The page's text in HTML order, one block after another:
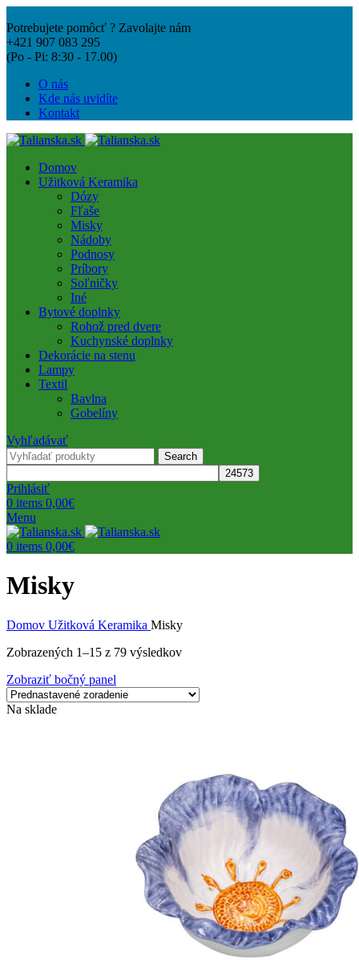
Potrebujete pomôcť ? Zavolajte nám
+421 907 083 295
(Po - Pi: 8:30 - 17.00)
O nás
Kde nás uvidíte
Kontakt
Domov
Užitková Keramika
Dózy
Fľaše
Misky
Nádoby
Podnosy
Príbory
Soľničky
Iné
Bytové doplnky
Rohož pred dvere
Kuchynské doplnky
Dekorácie na stenu
Lampy
Textil
Bavlna
Gobelíny
Vyhľadávať
Search
Prihlásiť
0 items 0,00€
Menu
0 items 0,00€
Misky
Domov Užitková Keramika Misky
Zobrazených 1–15 z 79 výsledkov
Zobraziť bočný panel
Na sklade